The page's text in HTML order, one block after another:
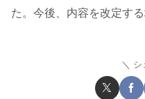
た。今後、内容を改定する
シ